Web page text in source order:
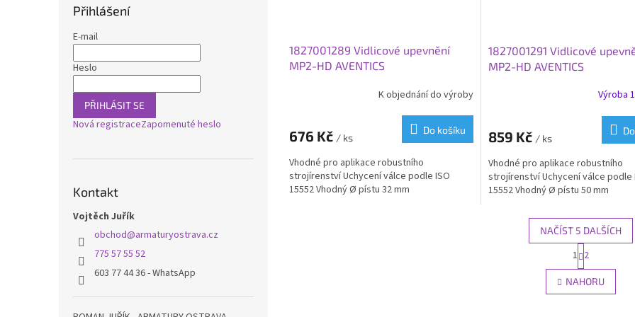
Přihlášení
E-mail
Heslo
PŘIHLÁSIT SE
Nová registraceZapomenuté heslo
Kontakt
Vojtěch Juřík
obchod@armaturyostrava.cz
775 57 55 52
603 77 44 36 - WhatsApp
1827001289 Vidlicové upevnění
MP2-HD AVENTICS
K objednání do výroby
676 Kč / ks
Do košíku
Vhodné pro aplikace robustního
strojírenství Uchycení válce podle ISO
15552 Vhodný Ø pístu 32 mm
1827001291 Vidlicové
MP2-HD AVENTICS
Výroba
859 Kč / ks
Vhodné pro aplikace robustního
strojírenství Uchycení válce podle
15552 Vhodný Ø pístu 50 mm
O
v
l
NAČÍST 5 DALŠÍCH
S
t
r
á
n
1 2
NAHORU